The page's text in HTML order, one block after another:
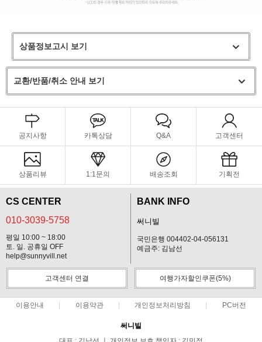
상품정보고시 보기
교환/반품/취소 안내 보기
공지사항 카톡상담 Q&A 고객센터
상품리뷰 1:1문의 배송조회 기획전
CS CENTER
010-3039-5758
평일 10:00 ~ 18:00
토. 일. 공휴일 OFF
help@sunnyvill.net
BANK INFO
써니빌
국민은행 004402-04-056131
예금주: 김남선
고객센터 연결 여행가자할인쿠폰(5%)
이용안내 이용약관 개인정보처리방침 PC버전
써니빌